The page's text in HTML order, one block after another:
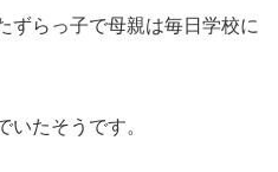
ずらっ子で母親は毎日学校に
いたそうです。